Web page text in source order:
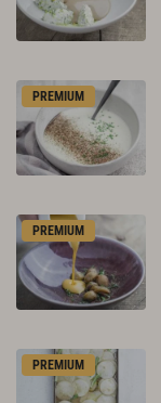
PREMIUM
PREMIUM
PREMIUM